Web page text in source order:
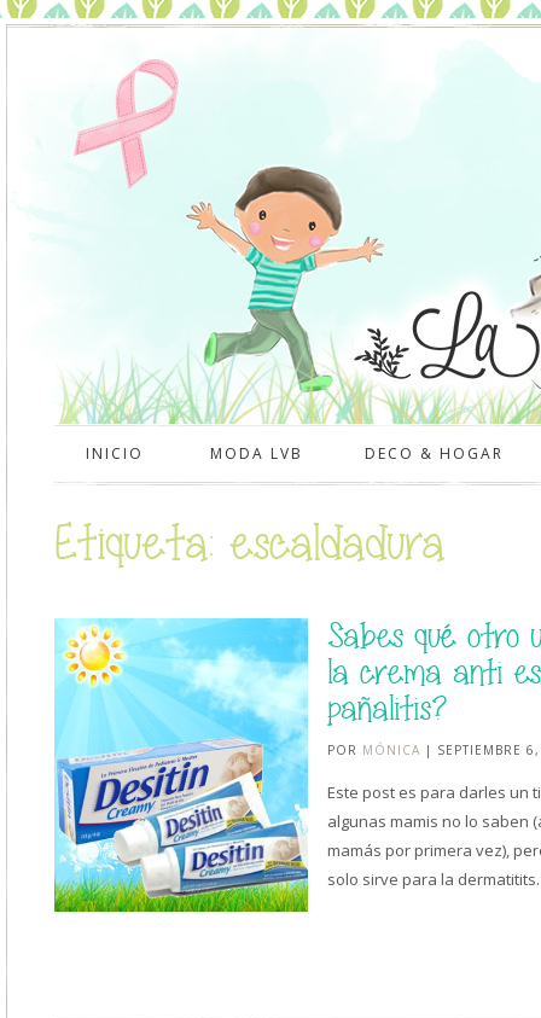
INICIO MODA LVB DECO & HOGAR
Etiqueta: escaldadura
Sabes qué otro
la crema anti
pañalitis?
POR MÓNICA | SEPTIEMBRE
Este post es para darles un
algunas mamis no lo saben
mamás por primera vez),
solo sirve para la